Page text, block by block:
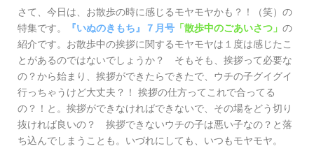
さて、今日は、お散歩の時に感じるモヤモヤかも？！（笑）の
特集です。
『いぬのきもち』７月号 「散歩中のごあいさつ」 の
紹介です。お散歩中の挨拶に関するモヤモヤは１度は感じたこ
とがあるのではないでしょうか？ そもそも、挨拶って必要な
の？から始まり、挨拶ができたらできたで、ウチの子グイグイ
行っちゃうけど大丈夫？！ 挨拶の仕方ってこれで合ってる
の？！と。挨拶ができなければできないで、その場をどう切り
抜ければ良いの？ 挨拶できないウチの子は悪い子なの？と落
ち込んでしまうことも。いづれにしても、いつもモヤモヤ。